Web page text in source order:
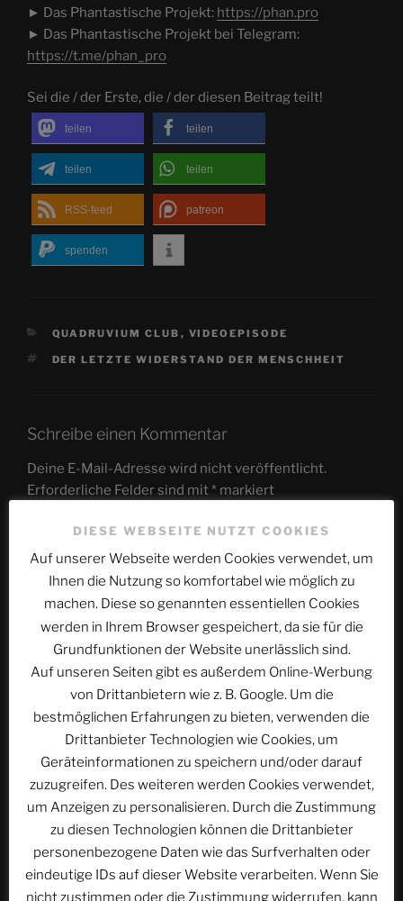
► Das Phantastische Projekt: https://phan.pro
► Das Phantastische Projekt bei Telegram:
https://t.me/phan_pro
Sei die / der Erste, die / der diesen Beitrag teilt!
teilen teilen
teilen teilen
RSS-feed patreon
spenden
KATEGORIEN
QUADRUVIUM CLUB , VIDEOEPISODE
SCHLAGWÖRTER
DER LETZTE WIDERSTAND DER MENSCHHEIT
Schreibe einen Kommentar
Deine E-Mail-Adresse wird nicht veröffentlicht.
Erforderliche Felder sind mit* markiert
Kommentar*
E-Mail-Adresse *
DIESE WEBSEITE NUTZT COOKIES
Auf unserer Webseite werden Cookies verwendet, um
Ihnen die Nutzung so komfortabel wie möglich zu
machen. Diese so genannten essentiellen Cookies
werden in Ihrem Browser gespeichert, da sie für die
Grundfunktionen der Website unerlässlich sind.
Auf unseren Seiten gibt es außerdem Online-Werbung
von Drittanbietern wie z. B. Google. Um die
bestmöglichen Erfahrungen zu bieten, verwenden die
Drittanbieter Technologien wie Cookies, um
Geräteinformationen zu speichern und/oder darauf
zuzugreifen. Des weiteren werden Cookies verwendet,
um Anzeigen zu personalisieren. Durch die Zustimmung
zu diesen Technologien können die Drittanbieter
personenbezogene Daten wie das Surfverhalten oder
eindeutige IDs auf dieser Website verarbeiten. Wenn Sie
nicht zustimmen oder die Zustimmung widerrufen, kann